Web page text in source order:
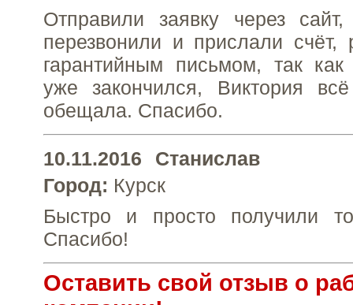
Отправили заявку через
перезвонили и прислали
гарантийным письмом, так как
уже закончился, Виктория
обещала. Спасибо.
10.11.2016
Станислав
Город: Курск
Быстро и просто получили
Спасибо!
Оставить свой отзыв о